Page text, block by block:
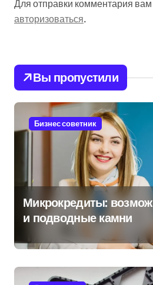
Для отправки комментария
авторизоваться.
Вы пропустили
Бизнес советник
Микрокредиты:
и подводные камни